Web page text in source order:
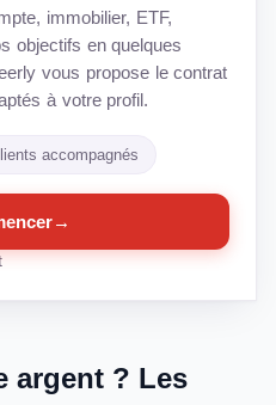
immobilier, ETF,
objectifs en quelques
vous propose le contrat
à votre profil.
accompagnés
→
argent ? Les